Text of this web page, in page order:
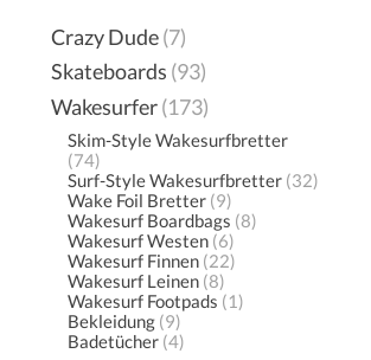
Crazy Dude(7)
Skateboards (93)
Wakesurfer(173)
Skim-Style Wakesurfbretter
(74)
Surf-Style Wakesurfbretter (32)
Wake Foil Bretter (9)
Wakesurf Boardbags (8)
Wakesurf Westen (6)
Wakesurf Finnen (22)
Wakesurf Leinen (8)
Wakesurf Footpads (1)
Bekleidung (9)
Badetücher (4)